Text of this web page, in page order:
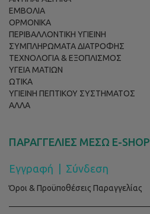
ΕΜΒΟΛΙΑ
ΟΡΜΟΝΙΚΑ
ΠΕΡΙΒΑΛΛΟΝΤΙΚΗ ΥΓΙΕΙΝΗ
ΣΥΜΠΛΗΡΩΜΑΤΑ ΔΙΑΤΡΟΦΗΣ
ΤΕΧΝΟΛΟΓΙΑ & ΕΞΟΠΛΙΣΜΟΣ
ΥΓΕΙΑ ΜΑΤΙΩΝ
ΩΤΙΚΑ
ΥΓΙΕΙΝΗ ΠΕΠΤΙΚΟΥ ΣΥΣΤΗΜΑΤΟΣ
ΑΛΛΑ
ΠΑΡΑΓΓΕΛΙΕΣ ΜΕΣΩ E-SHOP
Εγγραφή Σύνδεση
Όροι & Προϋποθέσεις Παραγγελίας